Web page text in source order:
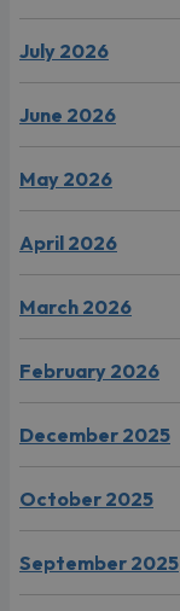
July 2026
June 2026
May 2026
April 2026
March 2026
February 2026
December 2025
October 2025
September 2025